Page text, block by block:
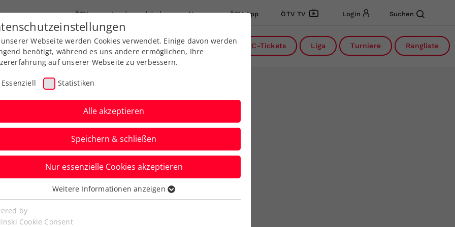
ÖTV Landesverbände News ÖTV App ÖTV TV Login Suchen
Ausbildung Services Über uns DC-Tickets Liga Turniere Rangliste
Titel bei
Webseite werden Cookies verwendet. Einige davon werden
benötigt, während es uns andere ermöglichen, Ihre
auf unserer Webseite zu verbessern.
Essenziell Statistiken
Alle akzeptieren
Speichern & schließen
Nur essenzielle Cookies akzeptieren
Cookies werden für grundlegende Funktionen der
benötigt. Dadurch ist gewährleistet, dass die Webseite
Weitere Informationen anzeigen
by
Cookie Consent